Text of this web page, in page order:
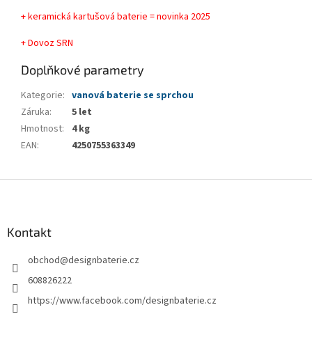
+ keramická kartušová baterie = novinka 2025
+ Dovoz SRN
Doplňkové parametry
Kategorie: vanová baterie se sprchou
Záruka:
5 let
Hmotnost:
4 kg
EAN: 4250755363349
Kontakt
obchod@designbaterie.cz
608826222
https://www.facebook.com/designbaterie.cz